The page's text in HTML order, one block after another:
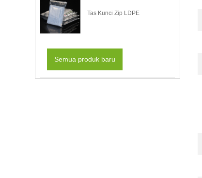
Tas Kunci Zip LDPE
Semua produk baru